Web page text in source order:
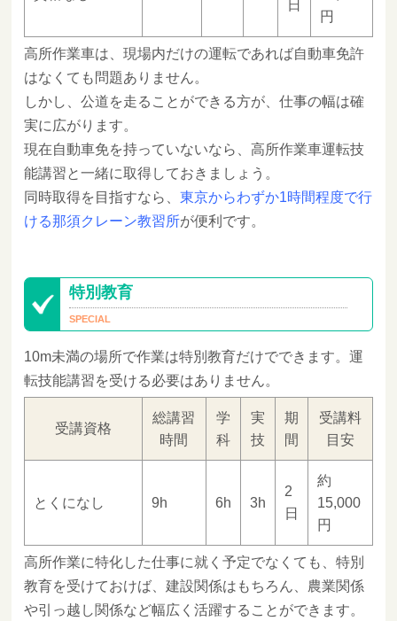
日
円
高所作業車は、現場内だけの運転であれば自動車免許
はなくても問題ありません。
しかし、公道を走ることができる方が、仕事の幅は確
実に広がります。
現在自動車免を持っていないなら、高所作業車運転技
能講習と一緒に取得しておきましょう。
同時取得を目指すなら、 東京からわずか1時間程度で行
ける那須クレーン教習所が便利です。
特別教育
10m未満の場所で作業は特別教育だけでできます。運
転技能講習を受ける必要はありません。
受講資格
総講習
時間
学
科
実
技
期
間
受講料
目安
とくになし 9h 6h 3h
2
日
約
15,000
円
高所作業に特化した仕事に就く予定でなくても、特別
教育を受けておけば、建設関係はもちろん、農業関係
や引っ越し関係など幅広く活躍することができます。